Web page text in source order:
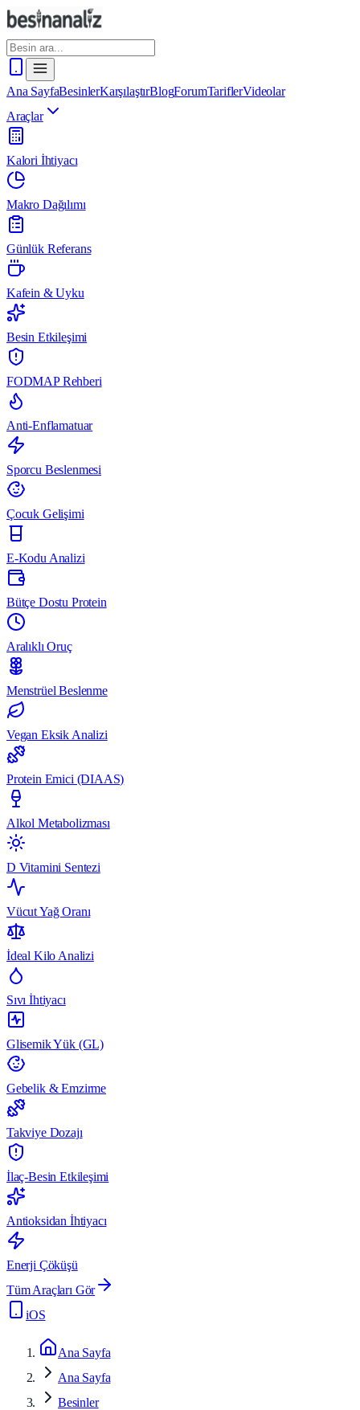
Ana SayfaBesinlerKarşılaştırBlogForumTariflerVideolar
Araçlar
Kalori İhtiyacı
Makro Dağılımı
Günlük Referans
Kafein & Uyku
Besin Etkileşimi
FODMAP Rehberi
Anti-Enflamatuar
Sporcu Beslenmesi
Çocuk Gelişimi
E-Kodu Analizi
Bütçe Dostu Protein
Aralıklı Oruç
Menstrüel Beslenme
Vegan Eksik Analizi
Protein Emici (DIAAS)
Alkol Metabolizması
D Vitamini Sentezi
Vücut Yağ Oranı
İdeal Kilo Analizi
Sıvı İhtiyacı
Glisemik Yük (GL)
Gebelik & Emzirme
Takviye Dozajı
İlaç-Besin Etkileşimi
Antioksidan İhtiyacı
Enerji Çöküşü
Tüm Araçları Gör
iOS
Ana Sayfa
Ana Sayfa
Besinler